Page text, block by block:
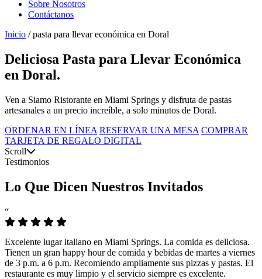
Sobre Nosotros
Contáctanos
Inicio / pasta para llevar económica en Doral
Deliciosa Pasta para Llevar Económica
en Doral.
Ven a Siamo Ristorante en Miami Springs y disfruta de pastas
artesanales a un precio increíble, a solo minutos de Doral.
ORDENAR EN LÍNEA RESERVAR UNA MESA COMPRAR
TARJETA DE REGALO DIGITAL
Scroll
Testimonios
Lo Que Dicen Nuestros Invitados
“
Excelente lugar italiano en Miami Springs. La comida es deliciosa.
Tienen un gran happy hour de comida y bebidas de martes a viernes
de 3 p.m. a 6 p.m. Recomiendo ampliamente sus pizzas y pastas. El
restaurante es muy limpio y el servicio siempre es excelente.